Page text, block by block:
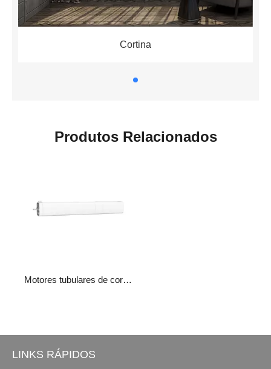
Cortina
Produtos Relacionados
Motores tubulares de cortina-50
LINKS RÁPIDOS